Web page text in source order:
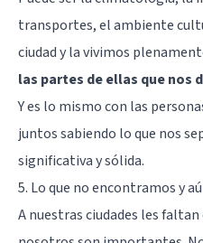
transportes, el ambiente
ciudad y la vivimos
las partes de ellas que nos
Y es lo mismo con las
juntos sabiendo lo que nos
significativa y sólida.
5. Lo que no encontramos y
A nuestras ciudades les faltan